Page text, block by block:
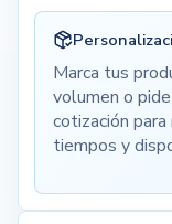
Marca tus
volumen o
cotización
tiempos y